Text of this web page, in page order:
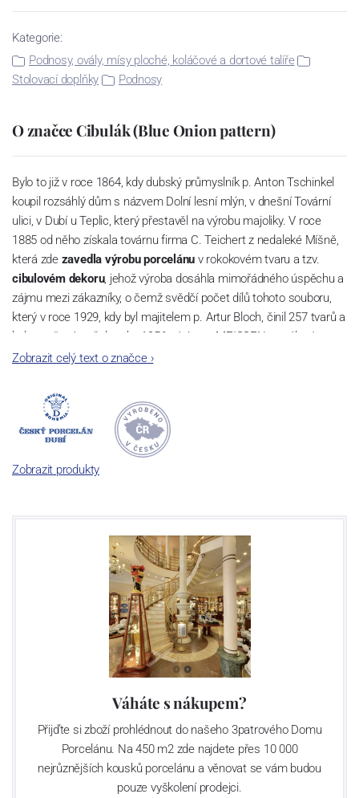
Kategorie:
Podnosy, ovály, mísy ploché, koláčové a dortové talíře
Stolovací doplňky
Podnosy
O značce Cibulák (Blue Onion pattern)
Bylo to již v roce 1864, kdy dubský průmyslník p. Anton Tschinkel
koupil rozsáhlý dům s názvem Dolní lesní mlýn, v dnešní Tovární
ulici, v Dubí u Teplic, který přestavěl na výrobu majoliky. V roce
1885 od něho získala továrnu firma C. Teichert z nedaleké Míšně,
která zde zavedla výrobu porcelánu v rokokovém tvaru a tzv.
cibulovém dekoru, jehož výroba dosáhla mimořádného úspěchu a
zájmu mezi zákazníky, o čemž svědčí počet dílů tohoto souboru,
který v roce 1929, kdy byl majitelem p. Artur Bloch, činil 257 tvarů a
byl označován až do roku 1956 nápisem MEISSEN v oválovém
rámečku.
počet jeho dílů v cibulovém provedení je 850 tvarů. Tyto výrobky
jsou garantovány Asociací sklářského a keramického průmyslu
České republiky jako „Český výrobek
Zobrazit celý text o značce›
Zobrazit produkty
Váháte s nákupem?
Přijďte si zboží prohlédnout do našeho 3patrového Domu
Porcelánu. Na 450 m2 zde najdete přes 10 000
nejrůznějších kousků porcelánu a věnovat se vám budou
pouze vyškolení prodejci.